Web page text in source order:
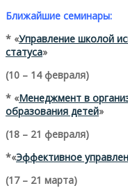
Ближайшие семинары:
* «Управление школой
статуса»
(10 – 14 февраля)
* «Менеджмент в
образования детей»
(18 – 21 февраля)
*«Эффективное
(17 – 21 марта)